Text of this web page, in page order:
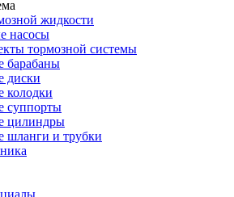
жидкости
насосы
тормозной системы
барабаны
диски
колодки
суппорты
цилиндры
шланги и трубки